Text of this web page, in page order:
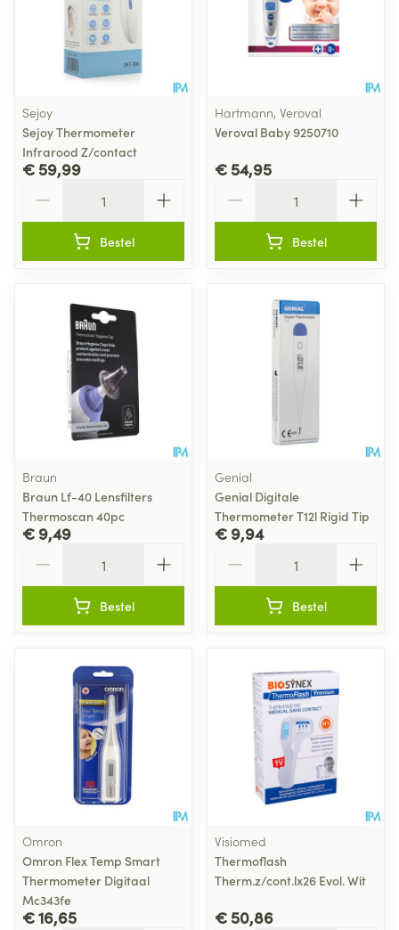
Sejoy
Sejoy Thermometer
Infrarood Z/contact
€ 59,99
Bestel
Hartmann, Veroval
Veroval Baby 9250710
€ 54,95
Bestel
Braun
Braun Lf-40 Lensfilters
Thermoscan 40pc
€ 9,49
Bestel
Genial
Genial Digitale
Thermometer T12l Rigid Tip
€ 9,94
Bestel
Omron
Omron Flex Temp Smart
Thermometer Digitaal
Mc343fe
€ 16,65
Visiomed
Thermoflash
Therm.z/cont.lx26 Evol. Wit
€ 50,86